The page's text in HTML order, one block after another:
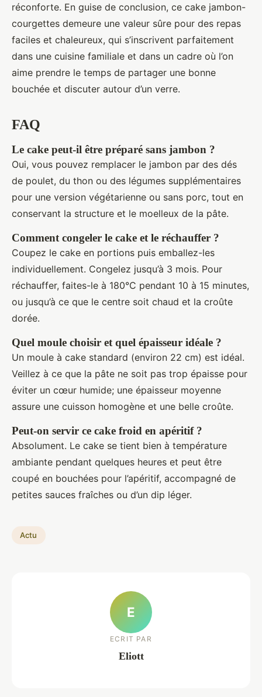
réconforte. En guise de conclusion, ce cake jambon-
courgettes demeure une valeur sûre pour des repas
faciles et chaleureux, qui s’inscrivent parfaitement
dans une cuisine familiale et dans un cadre où l’on
aime prendre le temps de partager une bonne
bouchée et discuter autour d’un verre.
FAQ
Le cake peut-il être préparé sans jambon ?
Oui, vous pouvez remplacer le jambon par des dés
de poulet, du thon ou des légumes supplémentaires
pour une version végétarienne ou sans porc, tout en
conservant la structure et le moelleux de la pâte.
Comment congeler le cake et le réchauffer ?
Coupez le cake en portions puis emballez-les
individuellement. Congelez jusqu’à 3 mois. Pour
réchauffer, faites-le à 180°C pendant 10 à 15 minutes,
ou jusqu’à ce que le centre soit chaud et la croûte
dorée.
Quel moule choisir et quel épaisseur idéale ?
Un moule à cake standard (environ 22 cm) est idéal.
Veillez à ce que la pâte ne soit pas trop épaisse pour
éviter un cœur humide; une épaisseur moyenne
assure une cuisson homogène et une belle croûte.
Peut-on servir ce cake froid en apéritif ?
Absolument. Le cake se tient bien à température
ambiante pendant quelques heures et peut être
coupé en bouchées pour l’apéritif, accompagné de
petites sauces fraîches ou d’un dip léger.
Actu
E
ECRIT PAR
Eliott